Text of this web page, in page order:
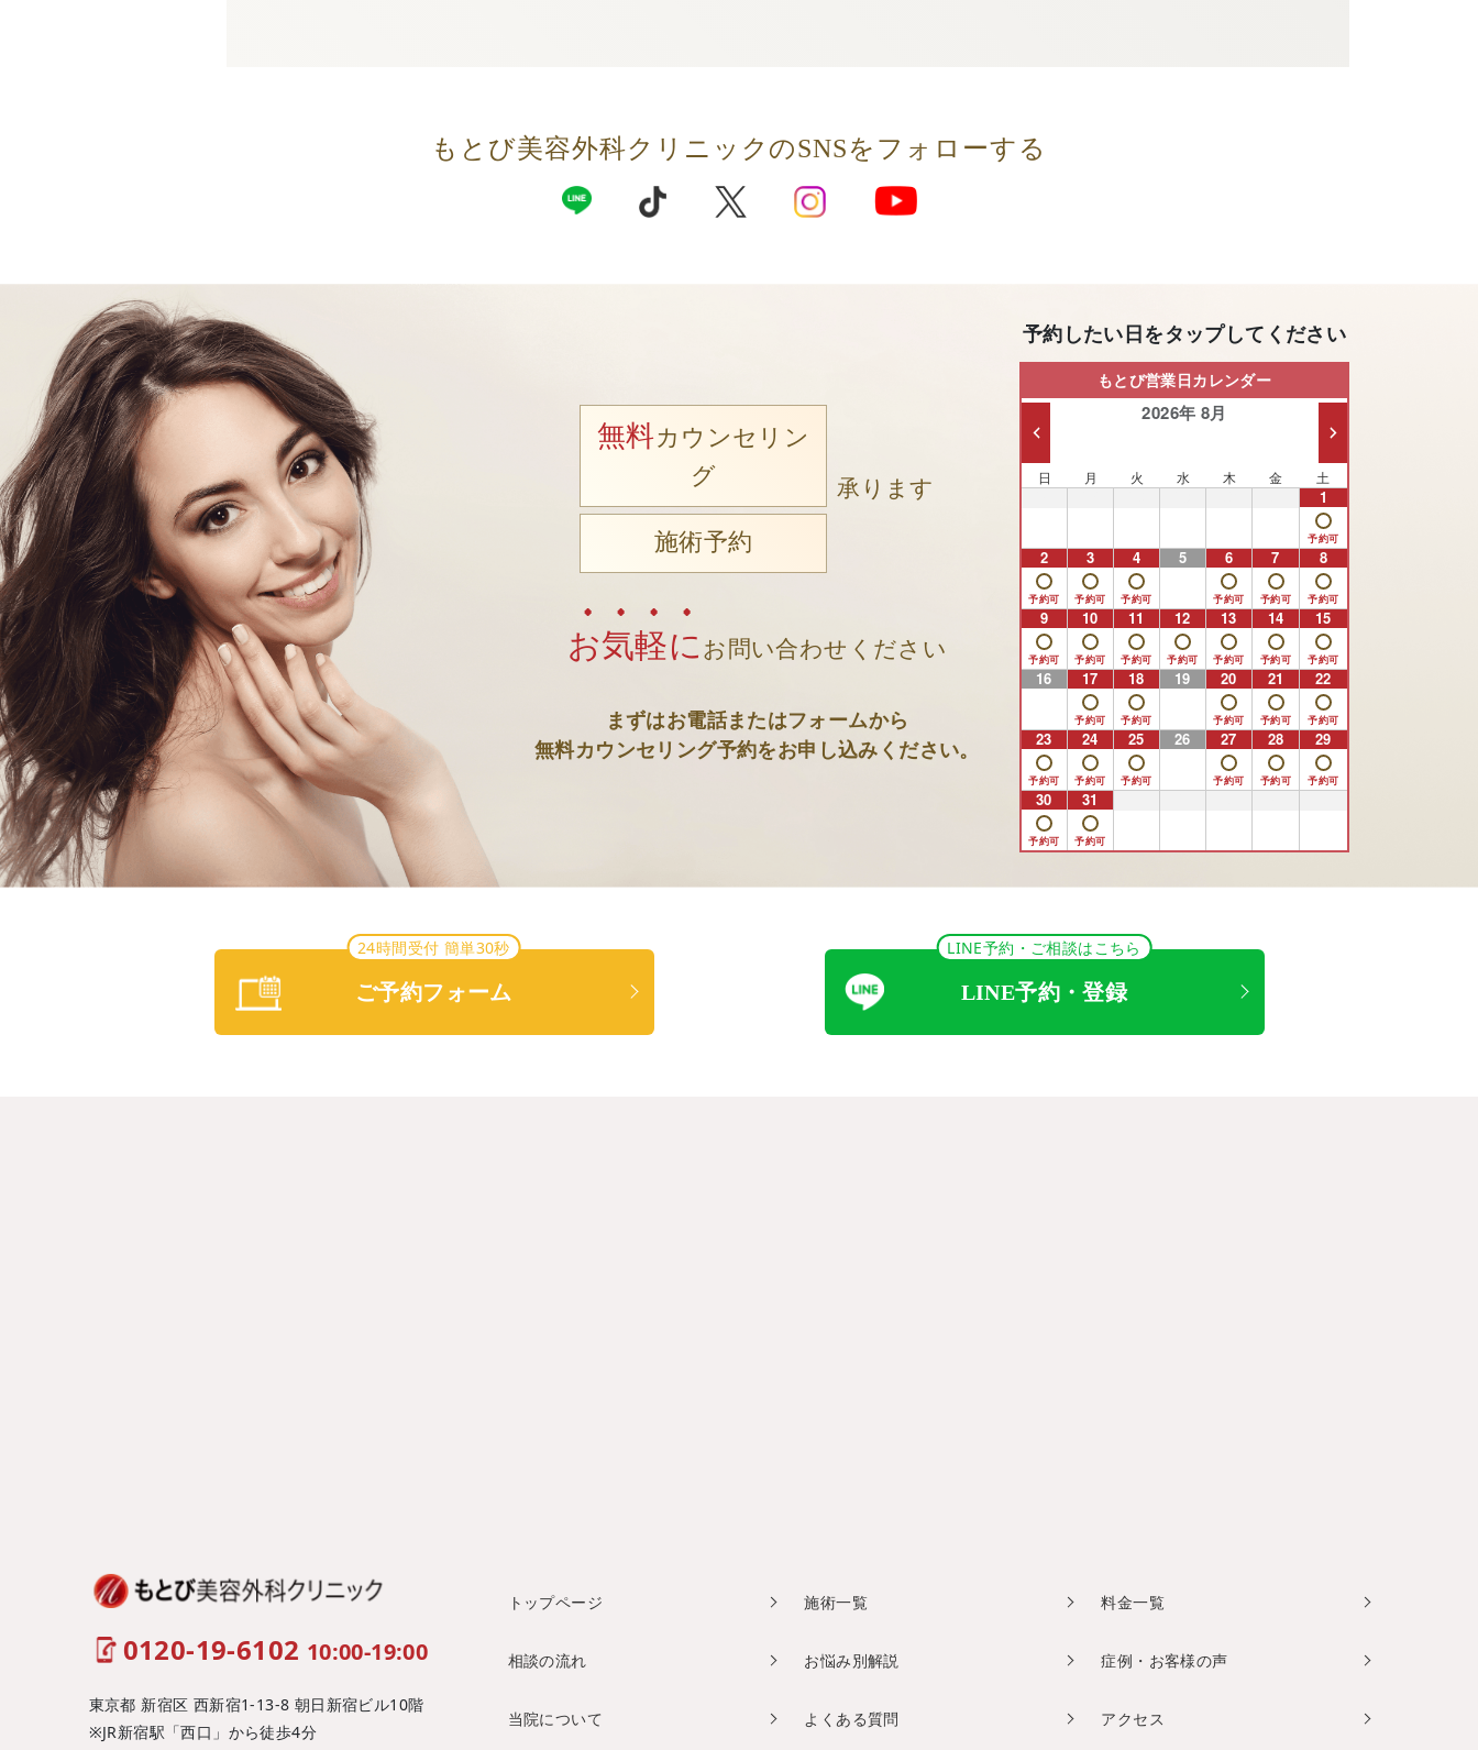
もとび美容外科クリニックのSNSをフォローする
無料カウンセリン
グ
施術予約
承ります
お気軽に お問い合わせください
まずはお電話またはフォームから
無料カウンセリング予約をお申し込みください。
予約したい日をタップしてください
もとび営業日カレンダー
2026年 8月
日 月 火 水 木 金 土
1
2 3 4 5 6 7 8
9 10 11 12 13 14 15
16 17 18 19 20 21 22
23 24 25 26 27 28 29
30 31
24時間受付 簡単30秒
ご予約フォーム
LINE予約・ご相談はこちら
LINE予約・登録
0120-19-6102 10:00-19:00
東京都 新宿区 西新宿1-13-8 朝日新宿ビル10階
※JR新宿駅「西口」から徒歩4分
トップページ 施術一覧 料金一覧
相談の流れ お悩み別解説 症例・お客様の声
当院について よくある質問 アクセス